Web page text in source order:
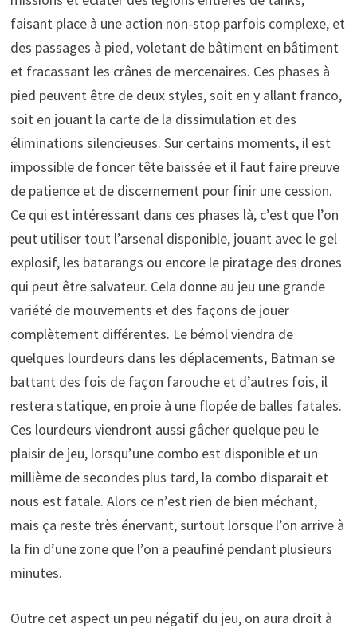
faisant place à une action non-stop parfois complexe, et
des passages à pied, voletant de bâtiment en bâtiment
et fracassant les crânes de mercenaires. Ces phases à
pied peuvent être de deux styles, soit en y allant franco,
soit en jouant la carte de la dissimulation et des
éliminations silencieuses. Sur certains moments, il est
impossible de foncer tête baissée et il faut faire preuve
de patience et de discernement pour finir une cession.
Ce qui est intéressant dans ces phases là, c’est que l’on
peut utiliser tout l’arsenal disponible, jouant avec le gel
explosif, les batarangs ou encore le piratage des drones
qui peut être salvateur. Cela donne au jeu une grande
variété de mouvements et des façons de jouer
complètement différentes. Le bémol viendra de
quelques lourdeurs dans les déplacements, Batman se
battant des fois de façon farouche et d’autres fois, il
restera statique, en proie à une flopée de balles fatales.
Ces lourdeurs viendront aussi gâcher quelque peu le
plaisir de jeu, lorsqu’une combo est disponible et un
millième de secondes plus tard, la combo disparait et
nous est fatale. Alors ce n’est rien de bien méchant,
mais ça reste très énervant, surtout lorsque l’on arrive à
la fin d’une zone que l’on a peaufiné pendant plusieurs
minutes.
Outre cet aspect un peu négatif du jeu, on aura droit à